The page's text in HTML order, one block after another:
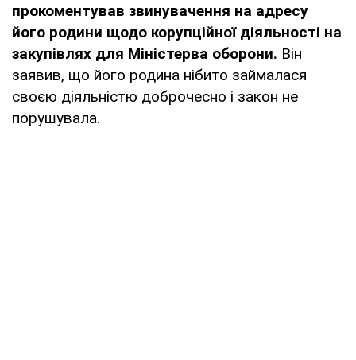
прокоментував звинувачення на адресу
його родини щодо корупційної діяльності на
закупівлях для Міністерва оборони. Він
заявив, що його родина нібито займалася
своєю діяльністю доброчесно і закон не
порушувала.